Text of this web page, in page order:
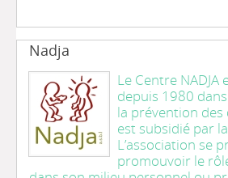
Nadja
Le Centre NADJA
depuis 1980
la prévention des
est subsidié par
L’association se
promouvoir le